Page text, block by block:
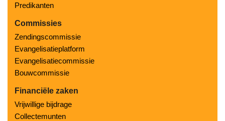
Predikanten
Commissies
Zendingscommissie
Evangelisatieplatform
Evangelisatiecommissie
Bouwcommissie
Financiële zaken
Vrijwillige bijdrage
Collectemunten